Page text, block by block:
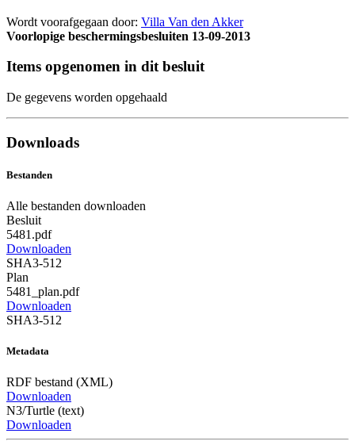
Wordt voorafgegaan door: Villa Van den Akker
Voorlopige beschermingsbesluiten 13-09-2013
Items opgenomen in dit besluit
De gegevens worden opgehaald
Downloads
Bestanden
Alle bestanden downloaden
Besluit
5481.pdf
Downloaden
SHA3-512
Plan
5481_plan.pdf
Downloaden
SHA3-512
Metadata
RDF bestand (XML)
Downloaden
N3/Turtle (text)
Downloaden